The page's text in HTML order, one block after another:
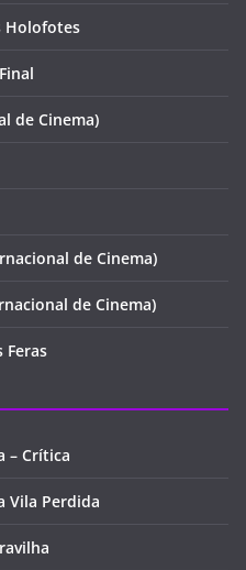
Holofotes
de Cinema)
de Cinema)
de Cinema)
Feras
– Crítica
Vila Perdida